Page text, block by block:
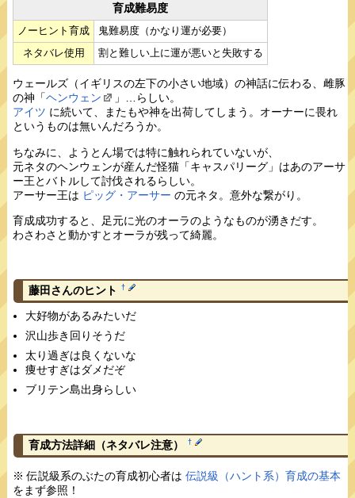
育成難易度
ノーヒント育成
鬼難易度（かなり運が必要）
ネタバレ使用
割と難しい上に運が悪いと失敗する
ウェールズ（イギリスの左下の小さい地域）の神話に伝わる、雌豚
の神「ヘンウェン
」…らしい。
アイツ に続いて、またもや神を出荷してしまう。オーナーに畏れ
というものは無いんだろうか。
ちなみに、ようとん場では特に触れられていないが、
元ネタのヘンウェンが産んだ怪猫「キャスパリーグ」はあのアーサ
ー王とバトルして討伐されるらしい。
アーサー王は ピッグ・アーサー の元ネタ。意外な繋がり。
育成成功すると、足元に光のオーラのようなものが湧きだす。
わさわさと動かすとオーラが残って綺麗。
藤田さんのヒント †
大好物があるみたいだ
沢山歩き回りそうだ
太り過ぎは良くないな
痩せすぎはダメだぞ
ブリテン島出身らしい
育成方法詳細 （ネタバレ注意） †
※ 伝説級系のぶたの育成初心者は伝説級（ハント系）育成の基本
をまず参照！